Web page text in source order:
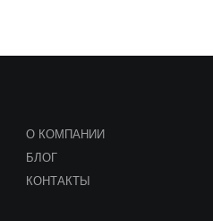
О КОМПАНИИ
БЛОГ
КОНТАКТЫ